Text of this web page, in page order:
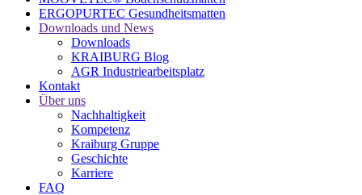
ERGOPURTEC Gesundheitsmatten
Downloads und News
Downloads
KRAIBURG Blog
AGR Industriearbeitsplatz
Kontakt
Über uns
Nachhaltigkeit
Kompetenz
Kraiburg Gruppe
Geschichte
Karriere
FAQ